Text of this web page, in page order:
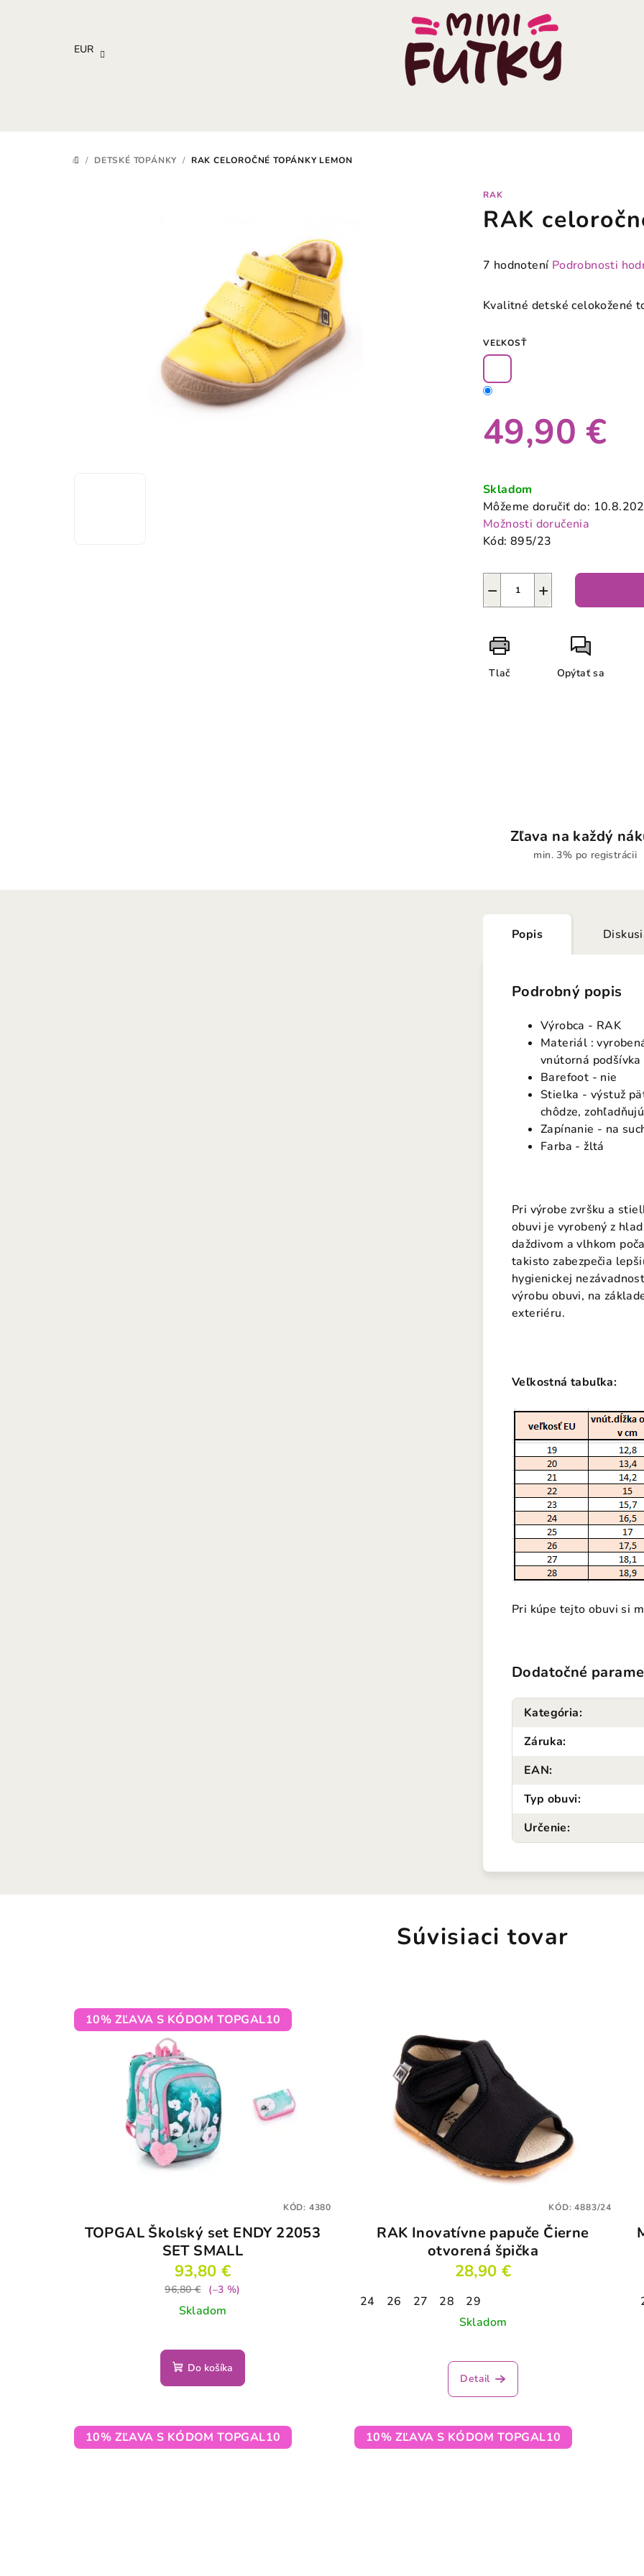
EUR
DOMOV
/ DETSKÉ TOPÁNKY / RAK CELOROČNÉ TOPÁNKY LEMON
RAK
RAK
Priemerné
produktu
z
hviezdičiek.
7 hodnotení Podrobnosti
Kvalitné detské celokožené
VEĽKOSŤ
49,90 €
cena:
Skladom
Môžeme doručiť do:
Možnosti doručenia
Kód: 895/23
+
−
Tlač Opýtať sa
Zľava na každý
min. 3% po registrácii
Popis
Podrobný popis
Výrobca - RAK
Materiál :
vnútorná
Barefoot - nie
Stielka - výstuž
chôdze,
Zapínanie - na
Farba - žltá
Pri výrobe zvršku a
obuvi je vyrobený z
daždivom a vlhkom
takisto zabezpečia
hygienickej
výrobu obuvi, na
exteriéru.
Veľkostná tabuľka:
Pri kúpe tejto obuvi si
Dodatočné
Kategória:
Záruka:
EAN:
Typ obuvi:
Určenie:
Súvisiaci tovar
10% ZĽAVA S KÓDOM TOPGAL10
TOPGAL Školský set ENDY 22053
SET SMALL
93,80 €
96,80 € (–3 %)
Skladom
Do košíka
KÓD: 4380
RAK Inovatívne papuče Čierne
otvorená špička
28,90 €
24 26 27 28
29
Skladom
Detail
KÓD:4883/24
10% ZĽAVA S KÓDOM TOPGAL10 10% ZĽAVA S KÓDOM TOPGAL10